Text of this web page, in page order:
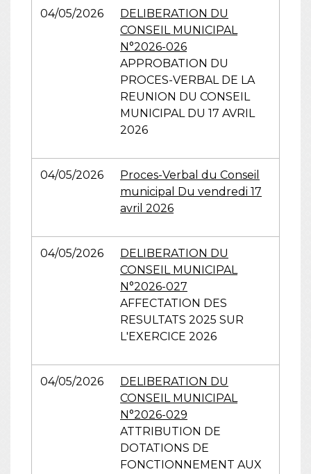
04/05/2026
DELIBERATION DU
CONSEIL MUNICIPAL
N°2026-026
APPROBATION DU
PROCES-VERBAL DE LA
REUNION DU CONSEIL
MUNICIPAL DU 17 AVRIL
2026
04/05/2026
Proces-Verbal du Conseil
municipal Du vendredi 17
avril 2026
04/05/2026
DELIBERATION DU
CONSEIL MUNICIPAL
N°2026-027
AFFECTATION DES
RESULTATS 2025 SUR
L'EXERCICE 2026
04/05/2026
DELIBERATION DU
CONSEIL MUNICIPAL
N°2026-029
ATTRIBUTION DE
DOTATIONS DE
FONCTIONNEMENT AUX